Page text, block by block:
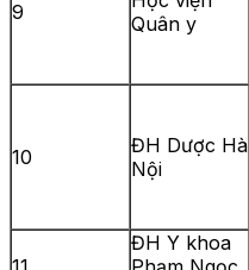
9
Quân y
10
ĐH Dược Hà
Nội
ĐH Y khoa